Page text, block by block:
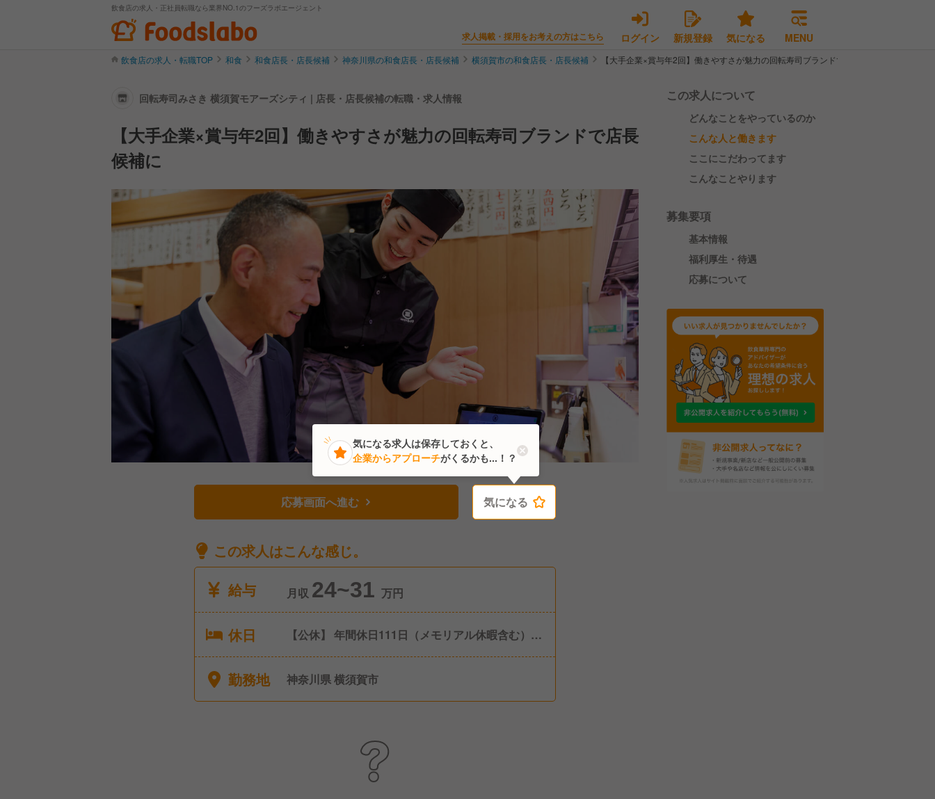
飲食店の求人・正社員転職なら業界NO.1のフーズラボエージェント
求人掲載・採用をお考えの方はこちら ログイン 新規登録 気になる MENU
飲食店の求人・転職TOP 和食 和食店長・店長候補 神奈川県の和食店長・店長候補 横須賀市の和食店長・店長候補 【大手企業×賞与年2回】働きやすさが魅力の回転寿司ブランドで店長候補に
回転寿司みさき 横須賀モアーズシティ | 店長・店長候補の転職・求人情報
【大手企業×賞与年2回】働きやすさが魅力の回転寿司ブランドで店長
候補に
応募画面へ進む 気になる
この求人はこんな感じ。
給与
月収 24~31 万円
休日
【公休】 年間休日111日（メモリアル休暇含む）
日付与（計10日） 有給休暇備蓄制度あり 【休暇制
度】 産前・産後休暇 育児休暇（ファミリータイ
勤務地 神奈川県 横須賀市
この求人について
どんなことをやっているのか
こんな人と働きます
ここにこだわってます
こんなことやります
募集要項
基本情報
福利厚生・待遇
応募について
気になる
気になる求人は保存しておくと、
企業からアプローチがくるかも...！？